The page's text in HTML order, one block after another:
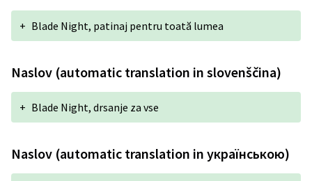
+ Blade Night, patinaj pentru toată lumea
Naslov (automatic translation in slovenščina)
+ Blade Night, drsanje za vse
Naslov (automatic translation in українською)